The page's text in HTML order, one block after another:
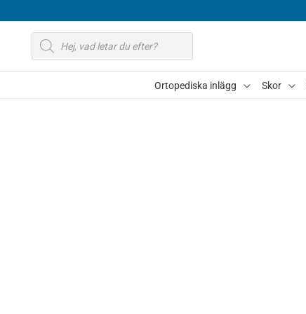
Produktsökning
Ortopediska inlägg Skor